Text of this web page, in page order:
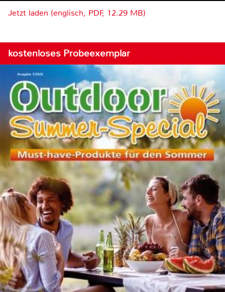
Jetzt laden (englisch, PDF, 12.29 MB)
kostenloses Probeexemplar